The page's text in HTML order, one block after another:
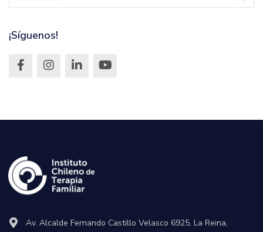
¡Síguenos!
Av. Alcalde Fernando Castillo Velasco 6925, La Reina,